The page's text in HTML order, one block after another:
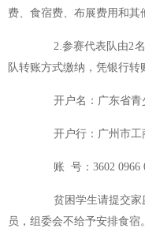
费、食宿费、布展费用和其
2.参赛代表队由2名
队转账方式缴纳，凭银行转
开户名：广东省青
开户行：广州市工
账 号：3602 0966
贫困学生请提交家庭
员，组委会不给予安排食宿。